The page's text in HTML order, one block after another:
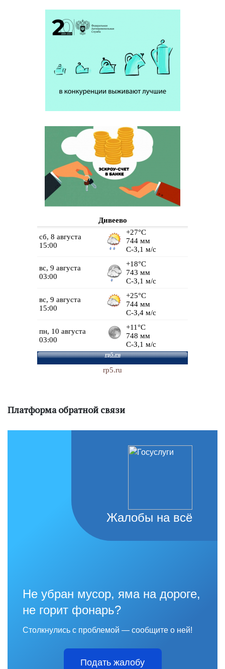
Дивеево
rp5.ru
Платформа обратной связи
Жалобы на всё
Не убран мусор, яма на дороге,
не горит фонарь?
Столкнулись с проблемой — сообщите о ней!
Подать жалобу